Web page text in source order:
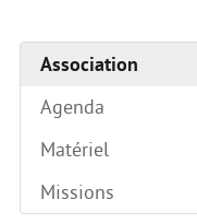
Association
Agenda
Matériel
Missions